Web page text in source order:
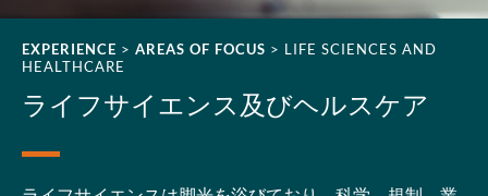
EXPERIENCE > AREAS OF FOCUS > LIFE SCIENCES AND
HEALTHCARE
ライフサイエンス及びヘルスケア